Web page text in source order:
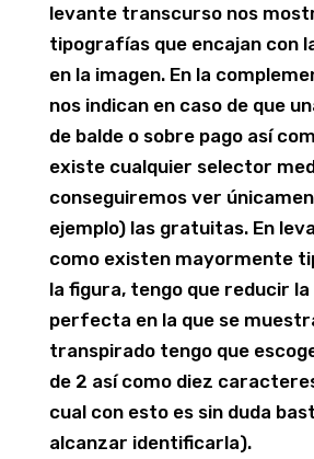
levante transcurso nos
tipografías que encajan con
en la imagen. En la
nos indican en caso de que
de balde o sobre pago así­
existe cualquier selector
conseguiremos ver
ejemplo) las gratuitas. En
como existen mayormente
la figura, tengo que reducir
perfecta en la que se
transpirado tengo que
de 2 así­ como diez
cual con esto es sin duda
alcanzar identificarla).